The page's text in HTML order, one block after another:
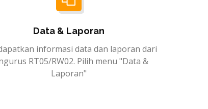
Data & Laporan
informasi data dan laporan dari
RT05/RW02. Pilih menu "Data &
Laporan"